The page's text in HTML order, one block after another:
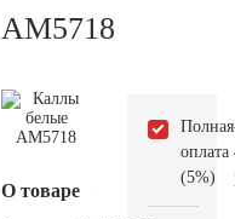
AM5718
О товаре
Полная
оплата
(5%)